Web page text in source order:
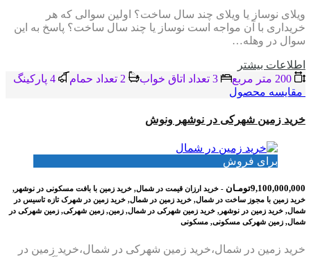
ویلای نوساز یا ویلای چند سال ساخت؟ اولین سوالی که هر
خریداری با آن مواجه است نوساز یا چند سال ساخت؟ پاسخ به این
سوال در وهله…
اطلاعات بيشتر
مقایسه محصول
خرید زمین شهرکی در نوشهر ونوش
برای فروش
9,100,000,000تومـان
- خرید ارزان قیمت در شمال, خرید زمین با بافت مسکونی در نوشهر,
خرید زمین با مجوز ساخت در شمال, خرید زمین در شمال, خرید زمین در شهرک تازه تاسیس در
شمال, خرید زمین در نوشهر, خرید زمین شهرکی در شمال, زمین, زمین شهرکی, زمین شهرکی در
شمال, زمین شهرکی مسکونی, مسکونی
خرید زمین در شمال،خرید زمین شهرکی در شمال،خرید زمین در